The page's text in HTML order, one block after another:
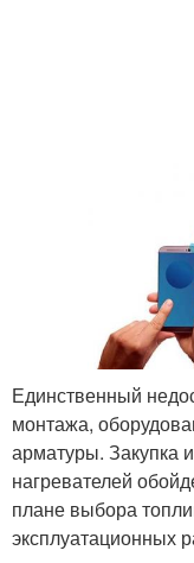
Единственный
монтажа,
арматуры. Закупка
нагревателей
плане выбора
эксплуатационных